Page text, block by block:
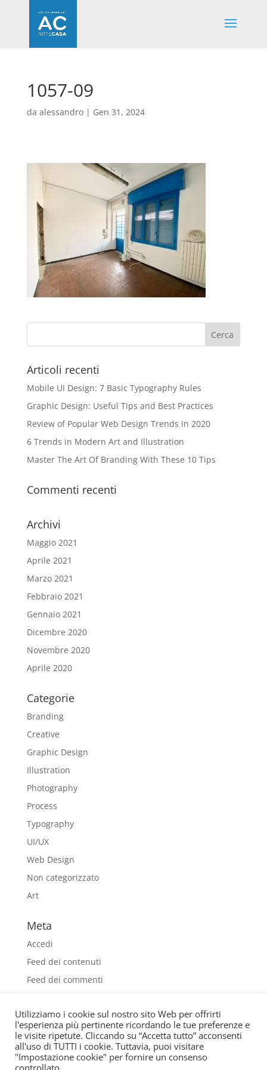
1057-09
da alessandro| Gen 31, 2024
Articoli recenti
Mobile UI Design: 7 Basic Typography Rules
Graphic Design: Useful Tips and Best Practices
Review of Popular Web Design Trends in 2020
6 Trends in Modern Art and Illustration
Master The Art Of Branding With These 10 Tips
Commenti recenti
Archivi
Maggio 2021
Aprile 2021
Marzo 2021
Febbraio 2021
Gennaio 2021
Dicembre 2020
Novembre 2020
Aprile 2020
Categorie
Branding
Creative
Graphic Design
Illustration
Photography
Process
Typography
UI/UX
Web Design
Non categorizzato
Art
Meta
Accedi
Feed dei contenuti
Feed dei commenti
Utilizziamo i cookie sul nostro sito Web per offrirti
l'esperienza più pertinente ricordando le tue preferenze e
le visite ripetute. Cliccando su “Accetta tutto” acconsenti
all'uso di TUTTI i cookie. Tuttavia, puoi visitare
"Impostazione cookie" per fornire un consenso
controllato.